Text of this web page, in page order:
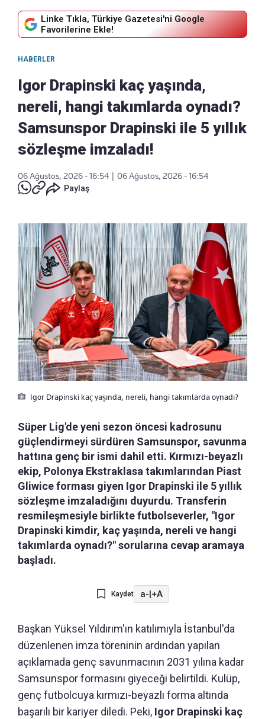
Linke Tıkla, Türkiye Gazetesi'ni Google
Favorilerine Ekle!
HABERLER
Igor Drapinski kaç yaşında,
nereli, hangi takımlarda oynadı?
Samsunspor Drapinski ile 5 yıllık
sözleşme imzaladı!
06 Ağustos, 2026 - 16:54
06 Ağustos, 2026 - 16:54
Paylaş
Igor Drapinski kaç yaşında, nereli, hangi takımlarda oynadı?
Süper Lig'de yeni sezon öncesi kadrosunu
güçlendirmeyi sürdüren Samsunspor, savunma
hattına genç bir ismi dahil etti. Kırmızı-beyazlı
ekip, Polonya Ekstraklasa takımlarından Piast
Gliwice forması giyen Igor Drapinski ile 5 yıllık
sözleşme imzaladığını duyurdu. Transferin
resmileşmesiyle birlikte futbolseverler, "Igor
Drapinski kimdir, kaç yaşında, nereli ve hangi
takımlarda oynadı?" sorularına cevap aramaya
başladı.
Kaydet a-|+A
Başkan Yüksel Yıldırım'ın katılımıyla İstanbul'da
düzenlenen imza töreninin ardından yapılan
açıklamada genç savunmacının 2031 yılına kadar
Samsunspor formasını giyeceği belirtildi. Kulüp,
genç futbolcuya kırmızı-beyazlı forma altında
başarılı bir kariyer diledi. Peki, Igor Drapinski kaç